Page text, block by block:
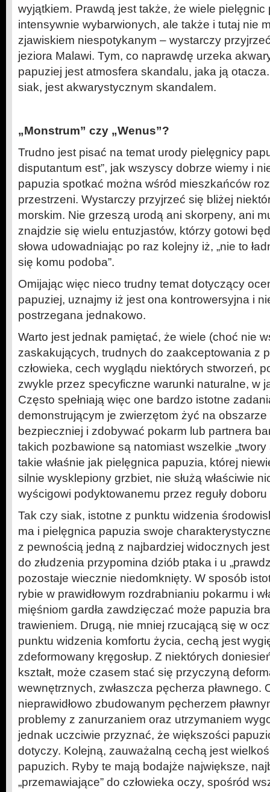
wyjątkiem. Prawdą jest także, że wiele
intensywnie wybarwionych, ale także i tutaj nie
zjawiskiem niespotykanym – wystarczy
jeziora Malawi. Tym, co naprawdę urzeka
papuziej jest atmosfera skandalu, jaka ją
siak, jest akwarystycznym skandalem.
„Monstrum” czy „Wenus”?
Trudno jest pisać na temat urody pielęgnicy
disputantum est”, jak wszyscy dobrze wiemy i
papuzia spotkać można wśród mieszkańców
przestrzeni. Wystarczy przyjrzeć się bliżej
morskim. Nie grzeszą urodą ani skorpeny, ani
znajdzie się wielu entuzjastów, którzy gotowi
słowa udowadniając po raz kolejny iż, „nie to
się komu podoba”.
Omijając więc nieco trudny temat dotyczący
papuziej, uznajmy iż jest ona kontrowersyjna i
postrzegana jednakowo.
Warto jest jednak pamiętać, że wiele (choć nie
zaskakujących, trudnych do zaakceptowania z
człowieka, cech wyglądu niektórych stworzeń,
zwykle przez specyficzne warunki naturalne, w
Często spełniają więc one bardzo istotne
demonstrującym je zwierzętom żyć na
bezpieczniej i zdobywać pokarm lub partnera
takich pozbawione są natomiast wszelkie
takie właśnie jak pielęgnica papuzia, której
silnie wysklepiony grzbiet, nie służą właściwie
wyścigowi podyktowanemu przez reguły doboru
Tak czy siak, istotne z punktu widzenia
ma i pielęgnica papuzia swoje
z pewnością jedną z najbardziej widocznych
do złudzenia przypomina dziób ptaka i u
pozostaje wiecznie niedomknięty. W sposób
rybie w prawidłowym rozdrabnianiu pokarmu i
mięśniom gardła zawdzięczać może papuzia
trawieniem. Drugą, nie mniej rzucającą się w
punktu widzenia komfortu życia, cechą jest
zdeformowany kręgosłup. Z niektórych
kształt, może czasem stać się przyczyną
wewnętrznych, zwłaszcza pęcherza pławnego.
nieprawidłowo zbudowanym pęcherzem
problemy z zanurzaniem oraz utrzymaniem
jednak uczciwie przyznać, że większości
dotyczy. Kolejną, zauważalną cechą jest
papuzich. Ryby te mają bodajże największe,
„przemawiające” do człowieka oczy, spośród